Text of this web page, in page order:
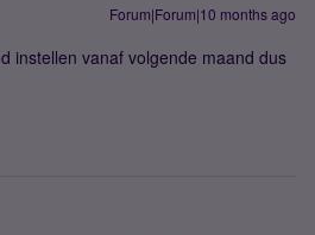
Forum|Forum|10 months ago
instellen vanaf volgende maand dus